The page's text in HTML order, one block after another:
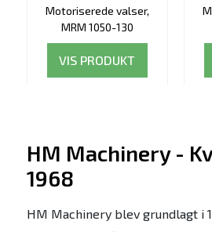
Motoriserede valser,
MRM 1050-130
VIS PRODUKT
HM Machinery -
1968
HM Machinery blev grundlagt i